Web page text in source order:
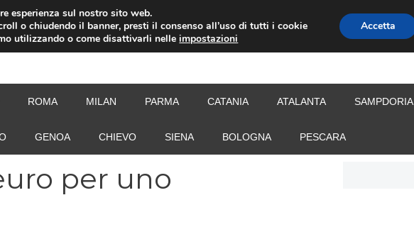
CALCIOMERCATO
ROMA MILAN PARMA CATANIA ATALANTA SAMPDORIA
GENOA CHIEVO SIENA BOLOGNA PESCARA
per uno
esperienza sul nostro sito web.
o chiudendo il banner, presti il consenso all’uso di tutti i cookie
utilizzando o come disattivarli nelleimpostazioni
Accetta